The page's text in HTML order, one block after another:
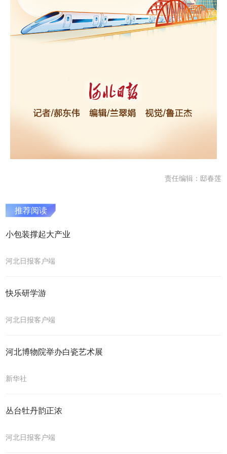
责任编辑：邸春莲
推荐阅读
小包装撑起大产业
河北日报客户端
快乐研学游
河北日报客户端
河北博物院举办白瓷艺术展
新华社
丛台牡丹韵正浓
河北日报客户端